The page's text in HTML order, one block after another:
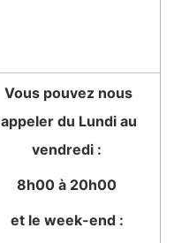
Vous pouvez nous
appeler du Lundi au
vendredi :
8h00 à 20h00
et le week-end :